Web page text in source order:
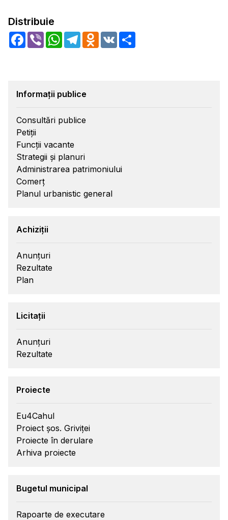
Distribuie
Facebook
Viber WhatsApp
TelegramOdnoklassniki
VK
Informații publice
Consultări publice
Petiții
Funcții vacante
Strategii și planuri
Administrarea patrimoniului
Comerț
Planul urbanistic general
Achiziții
Anunțuri
Rezultate
Plan
Licitații
Anunțuri
Rezultate
Proiecte
Eu4Cahul
Proiect șos. Griviței
Proiecte în derulare
Arhiva proiecte
Bugetul municipal
Rapoarte de executare